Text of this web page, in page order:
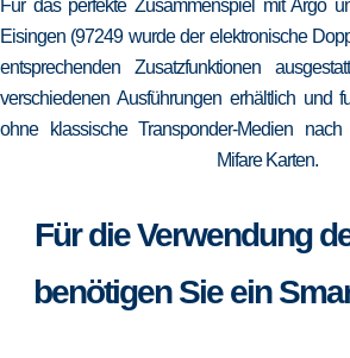
Für das perfekte Zusammenspiel mit Argo
Eisingen (97249 wurde der elektronische
entsprechenden Zusatzfunktionen
verschiedenen Ausführungen erhältlich und
ohne klassische Transponder-Medien
Mifare Karten.
Für die Verwendung
benötigen Sie ein